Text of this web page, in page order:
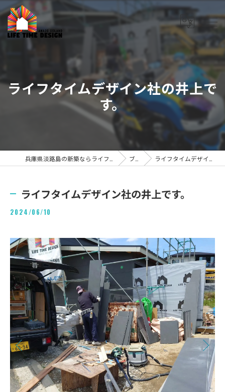
ライフタイムデザイン社の井上で
す。
ブログ ライフタイムデザイン社の井上です。
ライフタイムデザイン社の井上です。
2024/06/10